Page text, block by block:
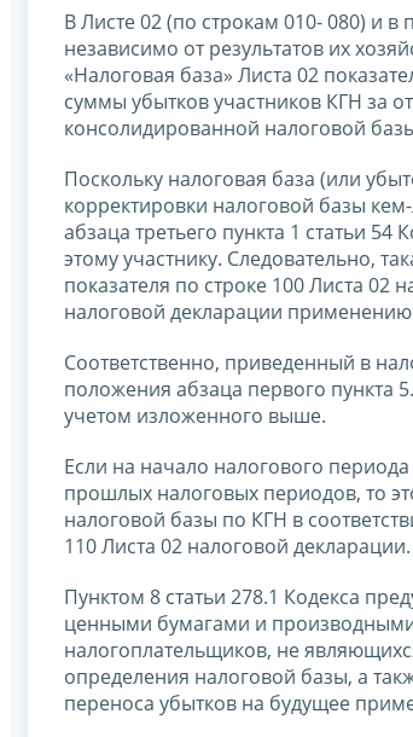
В Листе 02 (по строкам 010- 080) и
независимо от результатов их
«Налоговая база» Листа 02
суммы убытков участников КГН за
консолидированной налоговой
Поскольку налоговая база (или
корректировки налоговой базы
абзаца третьего пункта 1 статьи
этому участнику. Следовательно,
показателя по строке 100 Листа 02
налоговой декларации
Соответственно, приведенный в
положения абзаца первого пункта
учетом изложенного выше.
Если на начало налогового
прошлых налоговых периодов, то
налоговой базы по КГН в
110 Листа 02 налоговой декларации.
Пунктом 8 статьи 278.1 Кодекса
ценными бумагами и
налогоплательщиков, не
определения налоговой базы, а
переноса убытков на будущее